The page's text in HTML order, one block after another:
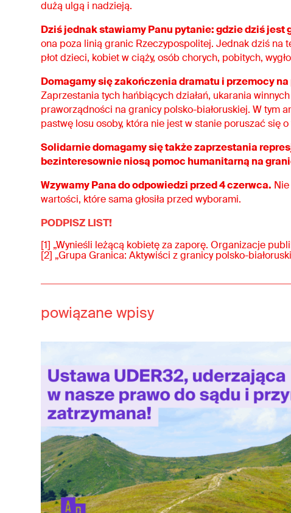
dużą ulgą i nadzieją.
Dziś jednak stawiamy Panu pytanie: gdzie dziś
ona poza linią granic Rzeczypospolitej. Jednak dziś na
płot dzieci, kobiet w ciąży, osób chorych, pobitych,
Domagamy się zakończenia dramatu i przemocy
Zaprzestania tych hańbiących działań, ukarania
praworządności na granicy polsko-białoruskiej. W tym
pastwę losu osoby, która nie jest w stanie poruszać się
Solidarnie domagamy się także zaprzestania
bezinteresownie niosą pomoc humanitarną na
Wzywamy Pana do odpowiedzi przed 4 czerwca.
wartości, które sama głosiła przed wyborami.
PODPISZ LIST!
[1] „Wynieśli leżącą kobietę za zaporę. Organizacje
[2] „Grupa Granica: Aktywiści z granicy polsko-
powiązane wpisy